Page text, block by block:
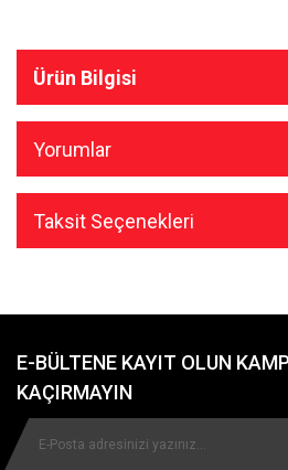
Ürün Bilgisi
Yorumlar
Taksit Seçenekleri
E-BÜLTENE KAYIT OLUN
KAÇIRMAYIN